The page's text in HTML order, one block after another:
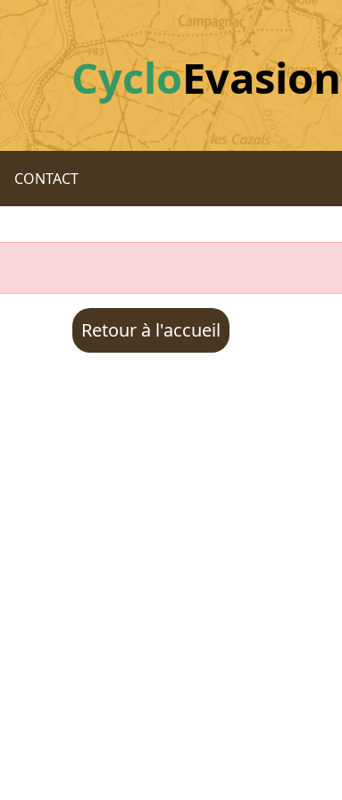
CycloEvasion
CONTACT
Retour à l'accueil